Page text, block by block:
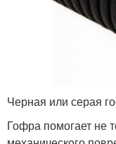
Черная или серая
Гофра помогает не